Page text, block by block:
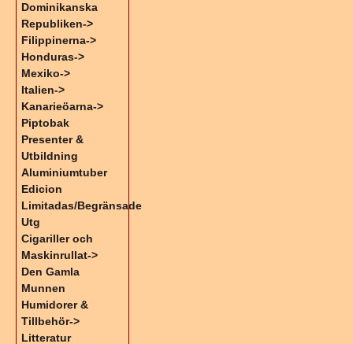
Dominikanska
Republiken->
Filippinerna->
Honduras->
Mexiko->
Italien->
Kanarieöarna->
Piptobak
Presenter &
Utbildning
Aluminiumtuber
Edicion
Limitadas/Begränsade
Utg
Cigariller och
Maskinrullat->
Den Gamla
Munnen
Humidorer &
Tillbehör->
Litteratur